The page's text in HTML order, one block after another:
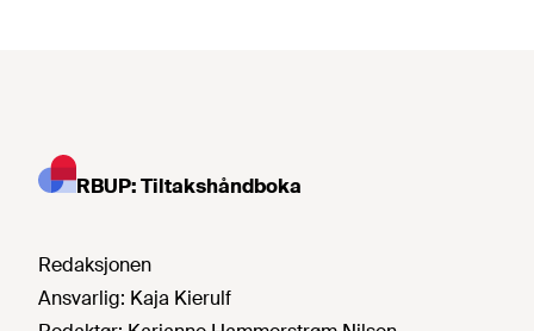
RBUP: Tiltakshåndboka
Redaksjonen
Ansvarlig: Kaja Kierulf